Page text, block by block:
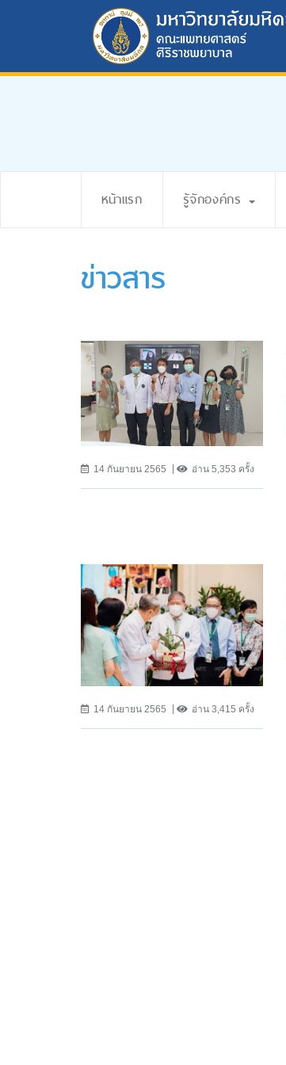
หน้าแรก รู้จักองค์กร
ข่าวสาร
14 กันยายน 2565 อ่าน 5,353 ครั้ง
14 กันยายน 2565 อ่าน 3,415 ครั้ง